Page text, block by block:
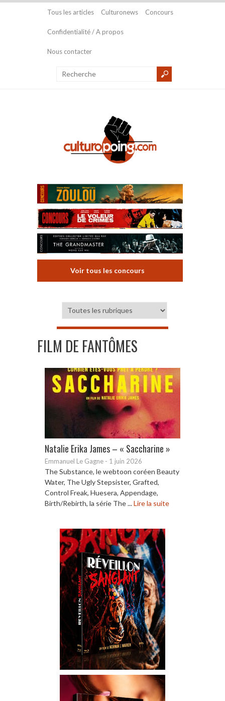
Tous les articles Culturonews Concours
Confidentialité / A propos
Nous contacter
Voir tous les concours
FILM DE FANTÔMES
Natalie Erika James – « Saccharine »
Emmanuel Le Gagne - 1 juin 2026
The Substance, le webtoon coréen Beauty
Water, The Ugly Stepsister, Grafted,
Control Freak, Huesera, Appendage,
Birth/Rebirth, la série The ...Lire la suite